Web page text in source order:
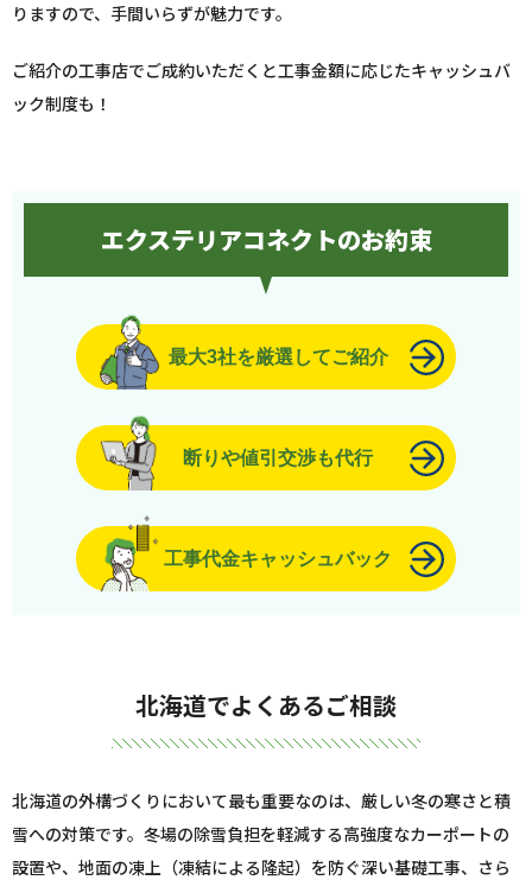
りますので、手間いらずが魅力です。
ご紹介の工事店でご成約いただくと工事金額に応じたキャッシュバ
ック制度も！
エクステリアコネクトのお約束
最大3社を厳選してご紹介
断りや値引交渉も代行
工事代金キャッシュバック
北海道でよくあるご相談
北海道の外構づくりにおいて最も重要なのは、厳しい冬の寒さと積
雪への対策です。冬場の除雪負担を軽減する高強度なカーポートの
設置や、地面の凍上（凍結による隆起）を防ぐ深い基礎工事、さら